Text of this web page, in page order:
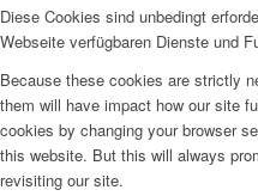
Diese Cookies sind unbedingt
Webseite verfügbaren Dienste und
Because these cookies are strictly
them will have impact how our site
cookies by changing your browser
this website. But this will always
revisiting our site.